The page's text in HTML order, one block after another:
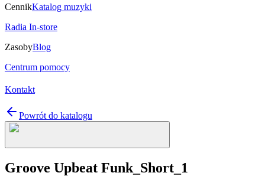
CennikKatalog muzyki
Radia In-store
ZasobyBlog
Centrum pomocy
Kontakt
Powrót do katalogu
Groove Upbeat Funk_Short_1